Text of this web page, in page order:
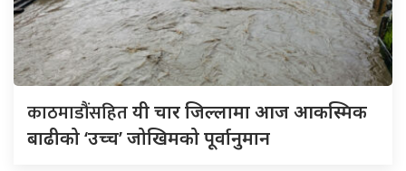
काठमाडौंसहितयी चार जिल्लामा आज आकस्मिक
बाढीको ‘उच्च’ जोखिमको पूर्वानुमान